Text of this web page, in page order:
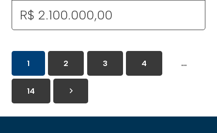
R$ 2.100.000,00
1 2 3 4 …
14